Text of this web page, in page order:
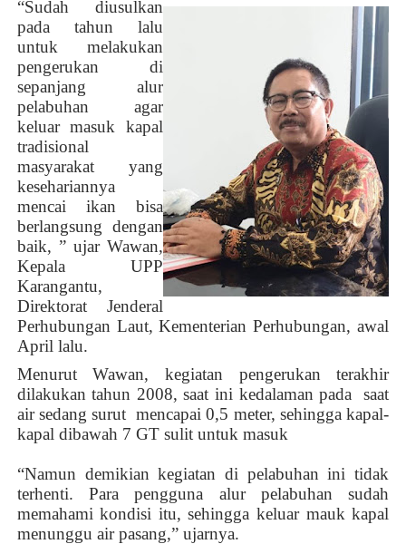
“Sudah diusulkan
pada tahun lalu
untuk melakukan
pengerukan di
sepanjang alur
pelabuhan agar
keluar masuk kapal
tradisional
masyarakat yang
kesehariannya
mencai ikan bisa
berlangsung dengan
baik, ” ujar Wawan,
Kepala UPP
Karangantu,
Direktorat Jenderal
Perhubungan Laut, Kementerian Perhubungan, awal
April lalu.
Menurut Wawan, kegiatan pengerukan terakhir
dilakukan tahun 2008, saat ini kedalaman pada
saat
air sedang surut mencapai 0,5 meter, sehingga kapal-
kapal dibawah 7 GT sulit untuk masuk
“Namun demikian kegiatan di pelabuhan ini tidak
terhenti. Para pengguna alur pelabuhan sudah
memahami kondisi itu, sehingga keluar mauk kapal
menunggu air pasang,” ujarnya.